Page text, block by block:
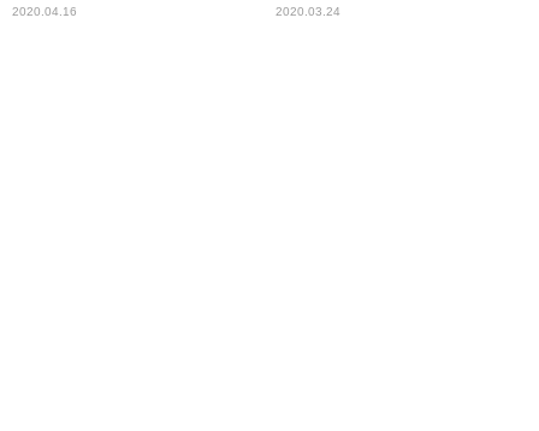
ないんです」
2020.04.16 2020.03.24